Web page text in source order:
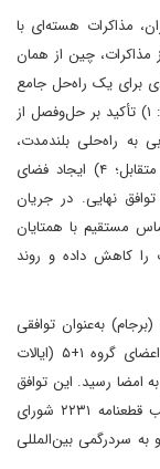
مذاکرات هسته‌ای با
چین از همان
برای یک راه‌حل جامع
در موضوع هسته‌ای را ارائه داد که شامل موارد زیر بود: ۱) تأکید بر حل‌وفصل از
کشور و ایران؛ ۲) دستیابی به راه‌حلی بلندمدت،
مناسب، معقول و جامع؛ ۳) حفظ اصول تدریجی و متقابل؛ ۴) ایجاد فضای
به توافق نهایی. در جریان
مستقیم با همتایان
را کاهش داده و روند
مشترک (برجام) به‌عنوان توافقی
بین‌المللی درباره برنامه هسته‌ای ایران میان ایران و اعضای گروه ۱+۵ (ایالات
امضا رسید. این توافق
گامی مهم در حل یک بحران ۱۲ ساله بود و با تصویب قطعنامه ۲۲۳۱ شورای
سردرگمی بین‌المللی